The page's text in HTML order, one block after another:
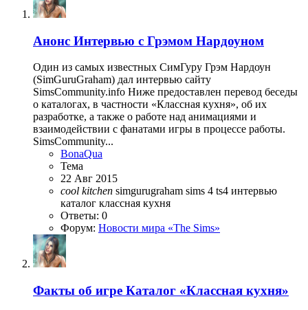
Анонс Интервью c Грэмом Нардоуном
Один из самых известных СимГуру Грэм Нардоун
(SimGuruGraham) дал интервью сайту
SimsCommunity.info Ниже предоставлен перевод беседы
о каталогах, в частности «Классная кухня», об их
разработке, а также о работе над анимациями и
взаимодействии с фанатами игры в процессе работы.
SimsCommunity...
BonaQua
Тема
22 Авг 2015
cool kitchen simgurugraham sims 4 ts4 интервью
каталог классная кухня
Ответы: 0
Форум: Новости мира «The Sims»
Факты об игре Каталог «Классная кухня»